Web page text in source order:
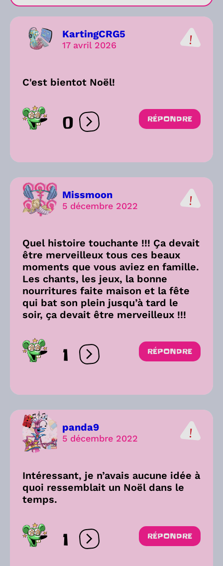
KartingCRG5
17 avril 2026
C'est bientot Noël!
0 Ouvrir les réactions
RÉPONDRE
Missmoon
5 décembre 2022
Quel histoire touchante !!! Ça devait
être merveilleux tous ces beaux
moments que vous aviez en famille.
Les chants, les jeux, la bonne
nourritures faite maison et la fête
qui bat son plein jusqu’à tard le
soir, ça devait être merveilleux !!!
1 Ouvrir les réactions
RÉPONDRE
panda9
5 décembre 2022
Intéressant, je n’avais aucune idée à
quoi ressemblait un Noël dans le
temps.
1 Ouvrir les réactions
RÉPONDRE